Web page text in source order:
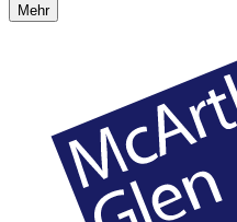
Mehr